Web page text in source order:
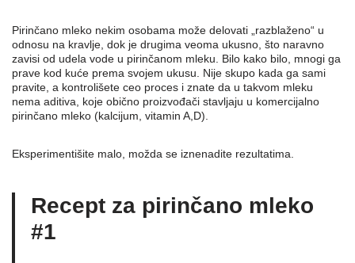
Pirinčano mleko nekim osobama može delovati „razblaženo“ u
odnosu na kravlje, dok je drugima veoma ukusno, što naravno
zavisi od udela vode u pirinčanom mleku. Bilo kako bilo, mnogi ga
prave kod kuće prema svojem ukusu. Nije skupo kada ga sami
pravite, a kontrolišete ceo proces i znate da u takvom mleku
nema aditiva, koje obično proizvođači stavljaju u komercijalno
pirinčano mleko (kalcijum, vitamin A,D).
Eksperimentišite malo, možda se iznenadite rezultatima.
Recept za pirinčano mleko
#1